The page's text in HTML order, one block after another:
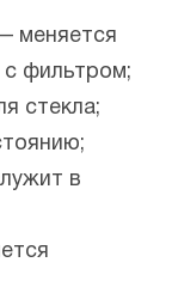
меняется
фильтром;
стекла;
в